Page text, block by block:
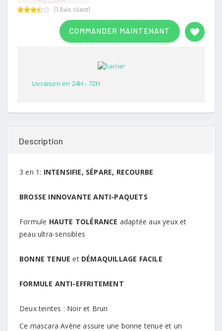
COMMANDER MAINTENANT
(1 Avis client)
Livraison en 24H - 72H
Description
3 en 1: INTENSIFIE, SÉPARE, RECOURBE
BROSSE INNOVANTE ANTI-PAQUETS
Formule HAUTE TOLÉRANCE adaptée aux yeux et
peau ultra-sensibles
BONNE TENUE et DÉMAQUILLAGE FACILE
FORMULE ANTI-EFFRITEMENT
Deux teintes : Noir et Brun
Ce mascara Avène assure une bonne tenue et un